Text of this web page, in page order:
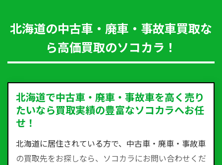
北海道の中古車・廃車・事故車買取な
ら高価買取のソコカラ！
北海道で中古車・廃車・事故車を高く売り
たいなら買取実績の豊富なソコカラへお任
せ！
北海道に居住されている方で、中古車・廃車・事故車
の買取先をお探しなら、ソコカラにお問い合わせくだ